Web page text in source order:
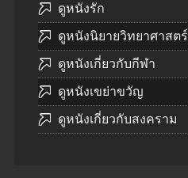
ดูหนังรัก
ดูหนังนิยายวิทยาศาสตร์
ดูหนังเกี่ยวกับกีฬา
ดูหนังเขย่าขวัญ
ดูหนังเกี่ยวกับสงคราม